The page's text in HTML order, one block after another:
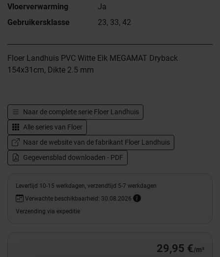
Vloerverwarming
Ja
Gebruikersklasse
23, 33, 42
Floer Landhuis PVC Witte Eik MEGAMAT Dryback
154x31cm, Dikte 2.5 mm
Naar de complete serie Floer Landhuis
Alle series van Floer
Naar de website van de fabrikant Floer Landhuis
Gegevensblad downloaden - PDF
Levertijd 10-15 werkdagen, verzendtijd 5-7 werkdagen
Verwachte beschikbaarheid: 30.08.2026
Verzending via expeditie
29,95 €/m²